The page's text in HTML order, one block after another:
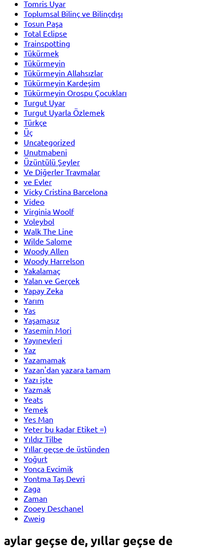
Tomris Uyar
Toplumsal Bilinç ve Bilinçdışı
Tosun Paşa
Total Eclipse
Trainspotting
Tükürmek
Tükürmeyin
Tükürmeyin Allahsızlar
Tükürmeyin Kardeşim
Tükürmeyin Orospu Çocukları
Turgut Uyar
Turgut Uyarla Özlemek
Türkçe
Üç
Uncategorized
Unutmabeni
Üzüntülü Şeyler
Ve Diğerler Travmalar
ve Evler
Vicky Cristina Barcelona
Video
Virginia Woolf
Voleybol
Walk The Line
Wilde Salome
Woody Allen
Woody Harrelson
Yakalamaç
Yalan ve Gerçek
Yapay Zeka
Yarım
Yas
Yaşamasız
Yasemin Mori
Yayınevleri
Yaz
Yazamamak
Yazan'dan yazara tamam
Yazı işte
Yazmak
Yeats
Yemek
Yes Man
Yeter bu kadar Etiket =)
Yıldız Tilbe
Yıllar geçse de üstünden
Yoğurt
Yonca Evcimik
Yontma Taş Devri
Zaga
Zaman
Zooey Deschanel
Zweig
aylar geçse de, yıllar geçse de